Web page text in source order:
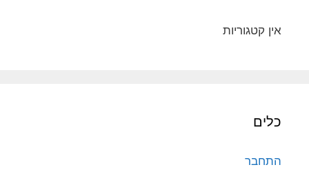
אין קטגוריות
כלים
התחבר